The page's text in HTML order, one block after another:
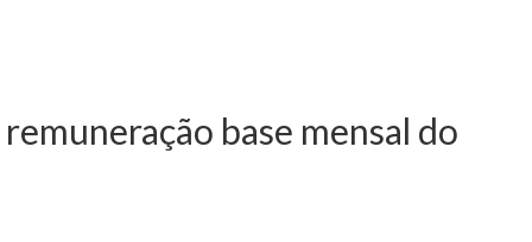
base mensal do
- Aumento